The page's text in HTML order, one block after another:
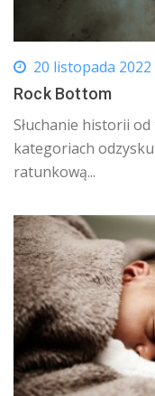
20 listopada 2022
Rock Bottom
Słuchanie historii
kategoriach
ratunkową...